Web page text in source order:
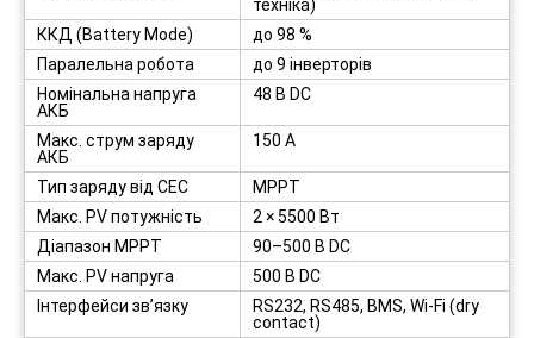
техніка)
ККД (Battery Mode)
до 98 %
Паралельна робота
до 9 інверторів
Номінальна напруга
АКБ
48 В DC
Макс. струм заряду
АКБ
150 А
Тип заряду від СЕС
MPPT
Макс. PV потужність
2 × 5500 Вт
Діапазон MPPT
90–500 В DC
Макс. PV напруга
500 В DC
Інтерфейси зв’язку
RS232, RS485, BMS, Wi-Fi (dry
contact)